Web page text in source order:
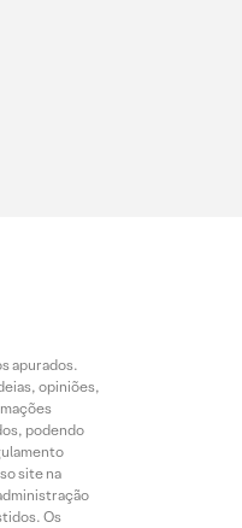
apurados.
opiniões,
podendo
site na
Os